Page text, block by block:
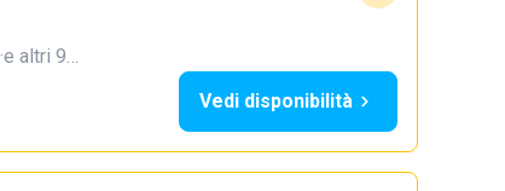
·e altri 9…
Vedi disponibilità